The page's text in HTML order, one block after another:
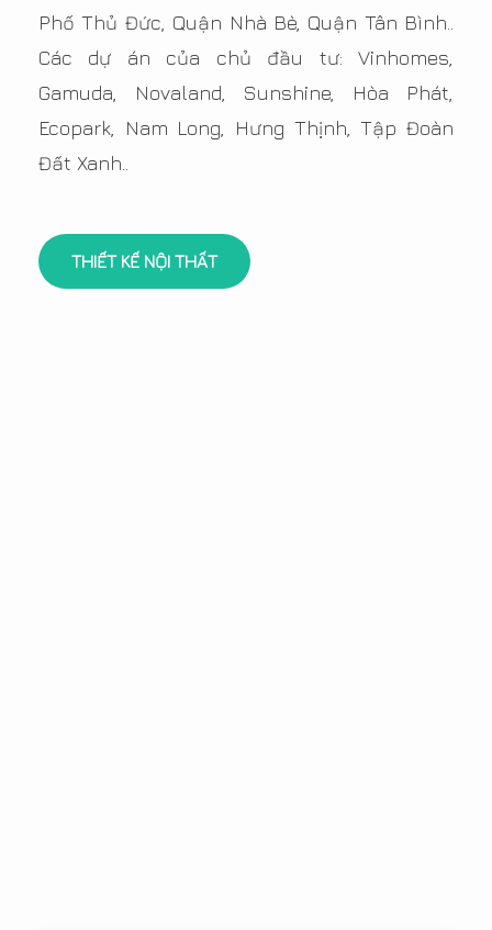
Phố Thủ Đức, Quận Nhà Bè, Quận Tân Bình..
Các dự án của chủ đầu tư: Vinhomes,
Gamuda, Novaland, Sunshine, Hòa Phát,
Ecopark, Nam Long, Hưng Thịnh, Tập Đoàn
Đất Xanh..
THIẾT KẾ NỘI THẤT